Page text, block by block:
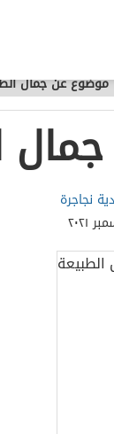
موضوع عن جمال
نجاجرة